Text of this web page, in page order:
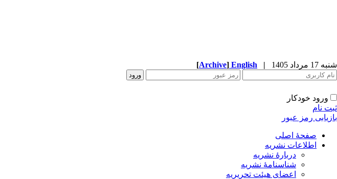
شنبه 17 مرداد 1405 |
English
[Archive]
ورود خودکار
ثبت نام
بازیابی رمز عبور
صفحۀ اصلی
اطلاعات نشریه
دربارۀ نشریه
شناسنامۀ نشریه
اعضای هیئت تحریریه